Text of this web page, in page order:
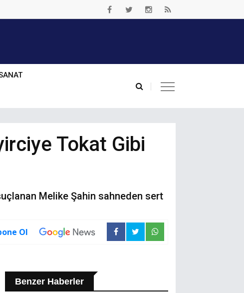
Tokat Gibi
Melike Şahin sahneden sert
Ol
Benzer Haberler